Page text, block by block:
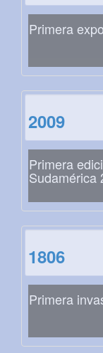
Primera
2009
Primera
Sudamérica
1806
Primera